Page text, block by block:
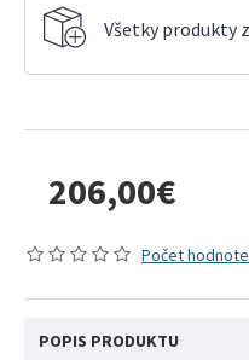
Všetky produkty
Počet
206,00€
POPIS PRODUKTU